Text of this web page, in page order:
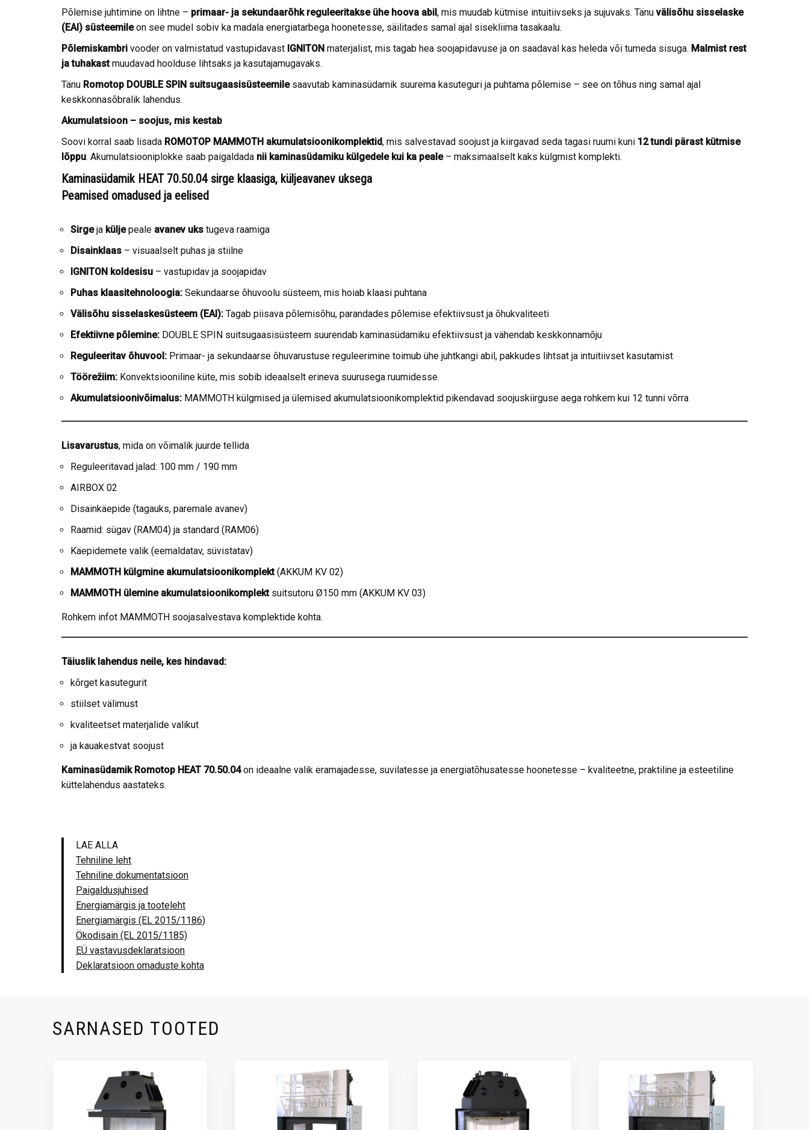
Põlemise juhtimine on lihtne – primaar- ja sekundaarõhk reguleeritakse ühe hoova abil , mis muudab kütmise intuitiivseks ja sujuvaks. Tänu välisõhu sisselaske
(EAI) süsteemileon see mudel sobiv ka madala energiatarbega hoonetesse, säilitades samal ajal sisekliima tasakaalu.
Põlemiskambri vooder on valmistatud vastupidavast IGNITON materjalist, mis tagab hea soojapidavuse ja on saadaval kas heleda või tumeda sisuga. Malmist rest
ja tuhakastmuudavad hoolduse lihtsaks ja kasutajamugavaks.
Tänu Romotop DOUBLE SPIN suitsugaasisüsteemilesaavutab kaminasüdamik suurema kasuteguri ja puhtama põlemise – see on tõhus ning samal ajal
keskkonnasõbralik lahendus.
Akumulatsioon – soojus, mis kestab
Soovi korral saab lisada ROMOTOP MAMMOTH akumulatsioonikomplektid, mis salvestavad soojust ja kiirgavad seda tagasi ruumi kuni 12 tundi pärast kütmise
lõppu. Akumulatsiooniplokke saab paigaldada nii kaminasüdamiku külgedele kui ka peale– maksimaalselt kaks külgmist komplekti.
Kaminasüdamik HEAT 70.50.04 sirge klaasiga, küljeavanev uksega
Peamised omadused ja eelised
Sirgeja küljepeale avanev uks tugeva raamiga
Disainklaas – visuaalselt puhas ja stiilne
IGNITON koldesisu – vastupidav ja soojapidav
Puhas klaasitehnoloogia: Sekundaarse õhuvoolu süsteem, mis hoiab klaasi puhtana
Välisõhu sisselaskesüsteem (EAI): Tagab piisava põlemisõhu, parandades põlemise efektiivsust ja õhukvaliteeti
Efektiivne põlemine: DOUBLE SPIN suitsugaasisüsteem suurendab kaminasüdamiku efektiivsust ja vähendab keskkonnamõju
Reguleeritav õhuvool: Primaar- ja sekundaarse õhuvarustuse reguleerimine toimub ühe juhtkangi abil, pakkudes lihtsat ja intuitiivset kasutamist
Töörežiim: Konvektsiooniline küte, mis sobib ideaalselt erineva suurusega ruumidesse.
Akumulatsioonivõimalus: MAMMOTH külgmised ja ülemised akumulatsioonikomplektid pikendavad soojuskiirguse aega rohkem kui 12 tunni võrra
Lisavarustus, mida on võimalik juurde tellida
Reguleeritavad jalad: 100 mm / 190 mm
AIRBOX 02
Disainkäepide (tagauks, paremale avanev)
Raamid: sügav (RAM04) ja standard (RAM06)
Käepidemete valik (eemaldatav, süvistatav)
MAMMOTH külgmine akumulatsioonikomplekt(AKKUM KV 02)
MAMMOTH ülemine akumulatsioonikomplektsuitsutoru Ø150 mm (AKKUM KV 03)
Rohkem infot MAMMOTH soojasalvestava komplektide kohta.
Täiuslik lahendus neile, kes hindavad:
kõrget kasutegurit
stiilset välimust
kvaliteetset materjalide valikut
ja kauakestvat soojust
Kaminasüdamik Romotop HEAT 70.50.04on ideaalne valik eramajadesse, suvilatesse ja energiatõhusatesse hoonetesse – kvaliteetne, praktiline ja esteetiline
küttelahendus aastateks.
LAE ALLA
Tehniline leht
Tehniline dokumentatsioon
Paigaldusjuhised
Energiamärgis ja tooteleht
Energiamärgis (EL 2015/1186)
Ökodisain (EL 2015/1185)
EÜ vastavusdeklaratsioon
Deklaratsioon omaduste kohta
SARNASED TOOTED